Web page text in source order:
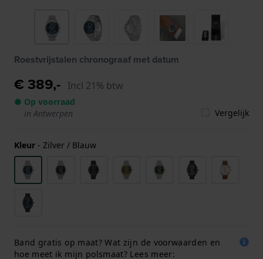
Roestvrijstalen chronograaf met datum
€ 389,- Incl 21% btw
● Op voorraad
in Antwerpen
Vergelijk
Kleur - Zilver / Blauw
Band gratis op maat? Wat zijn de voorwaarden en
hoe meet ik mijn polsmaat? Lees meer: